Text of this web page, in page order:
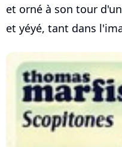
et orné à son tour
et yéyé, tant dans